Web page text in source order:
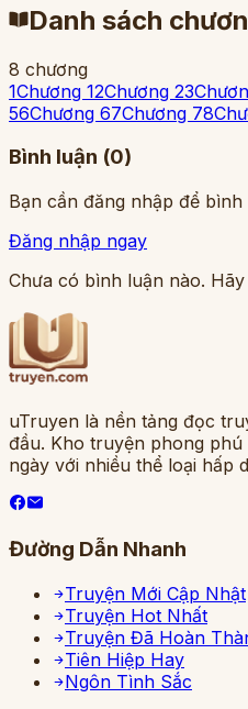
Danh sách
8 chương
1Chương 12Chương 23
56Chương 67Chương 78
Bình luận (0)
Bạn cần đăng nhập để bình
Đăng nhập ngay
Chưa có bình luận nào.
uTruyen là nền tảng đọc
đầu. Kho truyện phong
ngày với nhiều thể loại hấp
Đường Dẫn Nhanh
Truyện Mới Cập Nhật
Truyện Hot Nhất
Truyện Đã Hoàn
Tiên Hiệp Hay
Ngôn Tình Sắc